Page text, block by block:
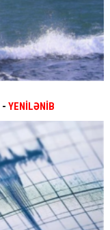
- YENİLƏNİB